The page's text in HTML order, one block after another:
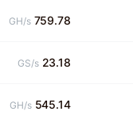
759.78
GH/s
23.18
GS/s
545.14
GH/s